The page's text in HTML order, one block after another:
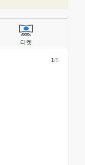
1/5
티켓